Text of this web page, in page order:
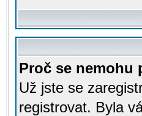
Proč se nemohu
Už jste se
registrovat. Byla